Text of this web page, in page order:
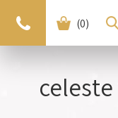
(0)
למוצר הבא >